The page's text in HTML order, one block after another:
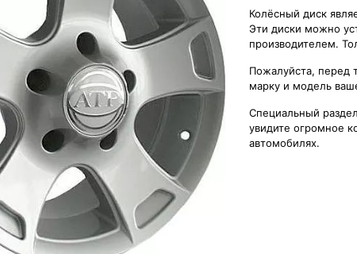
Колёсный диск
Эти диски можно
производителем.
Пожалуйста, перед
марку и модель
Специальный
увидите огромное
автомобилях.